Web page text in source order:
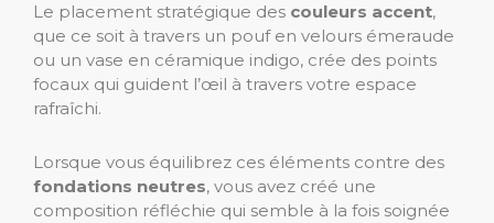
Le placement stratégique des couleurs accent,
que ce soit à travers un pouf en velours émeraude
ou un vase en céramique indigo, crée des points
focaux qui guident l’œil à travers votre espace
rafraîchi.
Lorsque vous équilibrez ces éléments contre des
fondations neutres, vous avez créé une
composition réfléchie qui semble à la fois soignée